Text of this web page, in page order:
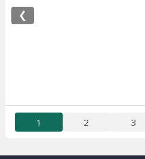
❮
1 2 3